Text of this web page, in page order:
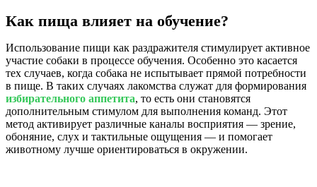
Как пища влияет на обучение?
Использование пищи как раздражителя стимулирует активное
участие собаки в процессе обучения. Особенно это касается
тех случаев, когда собака не испытывает прямой потребности
в пище. В таких случаях лакомства служат для формирования
избирательного аппетита, то есть они становятся
дополнительным стимулом для выполнения команд. Этот
метод активирует различные каналы восприятия — зрение,
обоняние, слух и тактильные ощущения — и помогает
животному лучше ориентироваться в окружении.